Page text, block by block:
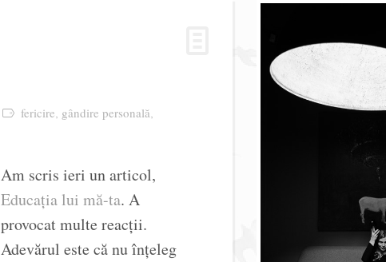
fericire, gândire personală,
Am scris ieri un articol,
Educația lui mă-ta. A
provocat multe reacții.
Adevărul este că nu înțeleg